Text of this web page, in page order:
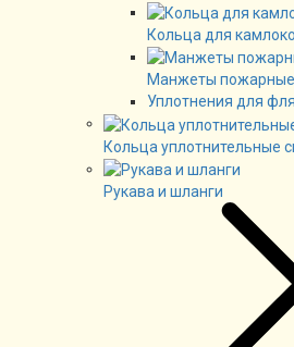
Кольца для
Манжеты пожарные
Уплотнения для
Кольца уплотнительные
Рукава и шланги